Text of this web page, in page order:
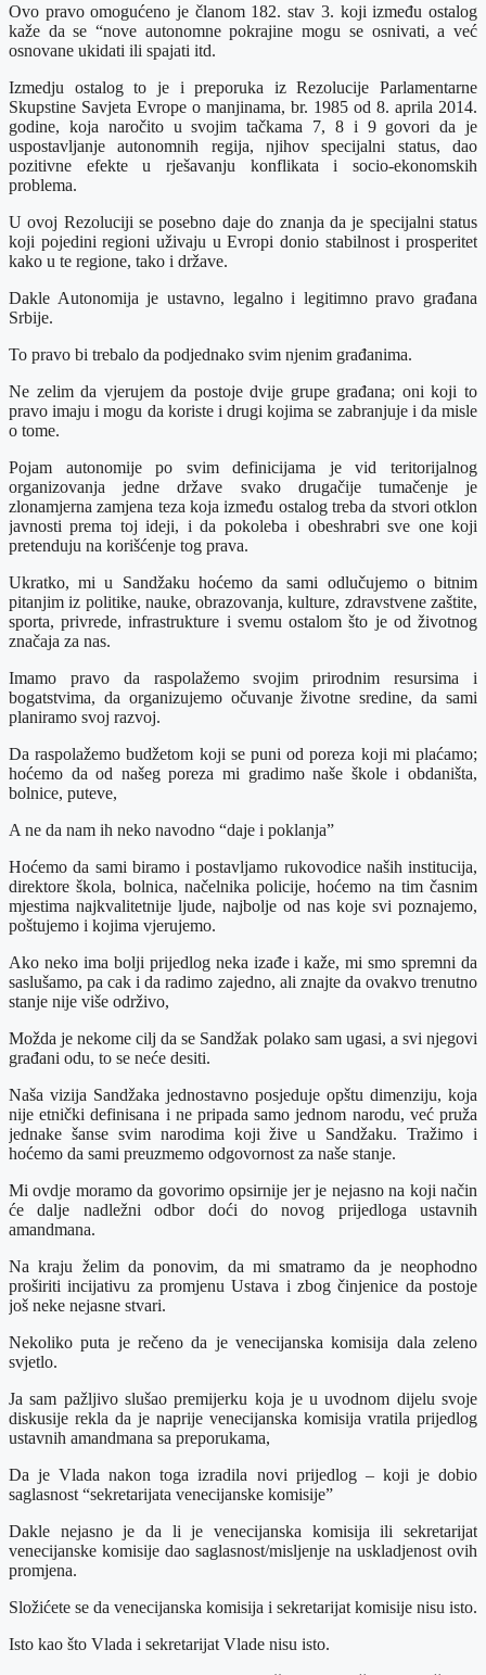
Ovo pravo omogućeno je članom 182. stav 3. koji između ostalog
kaže da se “nove autonomne pokrajine mogu se osnivati, a već
osnovane ukidati ili spajati itd.
Izmedju ostalog to je i preporuka iz Rezolucije Parlamentarne
Skupstine Savjeta Evrope o manjinama, br. 1985 od 8. aprila 2014.
godine, koja naročito u svojim tačkama 7, 8 i 9 govori da je
uspostavljanje autonomnih regija, njihov specijalni status, dao
pozitivne efekte u rješavanju konflikata i socio-ekonomskih
problema.
U ovoj Rezoluciji se posebno daje do znanja da je specijalni status
koji pojedini regioni uživaju u Evropi donio stabilnost i prosperitet
kako u te regione, tako i države.
Dakle Autonomija je ustavno, legalno i legitimno pravo građana
Srbije.
To pravo bi trebalo da podjednako svim njenim građanima.
Ne zelim da vjerujem da postoje dvije grupe građana; oni koji to
pravo imaju i mogu da koriste i drugi kojima se zabranjuje i da misle
o tome.
Pojam autonomije po svim definicijama je vid teritorijalnog
organizovanja jedne države svako drugačije tumačenje je
zlonamjerna zamjena teza koja između ostalog treba da stvori otklon
javnosti prema toj ideji, i da pokoleba i obeshrabri sve one koji
pretenduju na korišćenje tog prava.
Ukratko, mi u Sandžaku hoćemo da sami odlučujemo o bitnim
pitanjim iz politike, nauke, obrazovanja, kulture, zdravstvene zaštite,
sporta, privrede, infrastrukture i svemu ostalom što je od životnog
značaja za nas.
Imamo pravo da raspolažemo svojim prirodnim resursima i
bogatstvima, da organizujemo očuvanje životne sredine, da sami
planiramo svoj razvoj.
Da raspolažemo budžetom koji se puni od poreza koji mi plaćamo;
hoćemo da od našeg poreza mi gradimo naše škole i obdaništa,
bolnice, puteve,
A ne da nam ih neko navodno “daje i poklanja”
Hoćemo da sami biramo i postavljamo rukovodice naših institucija,
direktore škola, bolnica, načelnika policije, hoćemo na tim časnim
mjestima najkvalitetnije ljude, najbolje od nas koje svi poznajemo,
poštujemo i kojima vjerujemo.
Ako neko ima bolji prijedlog neka izađe i kaže, mi smo spremni da
saslušamo, pa cak i da radimo zajedno, ali znajte da ovakvo trenutno
stanje nije više održivo,
Možda je nekome cilj da se Sandžak polako sam ugasi, a svi njegovi
građani odu, to se neće desiti.
Naša vizija Sandžaka jednostavno posjeduje opštu dimenziju, koja
nije etnički definisana i ne pripada samo jednom narodu, već pruža
jednake šanse svim narodima koji žive u Sandžaku. Tražimo i
hoćemo da sami preuzmemo odgovornost za naše stanje.
Mi ovdje moramo da govorimo opsirnije jer je nejasno na koji način
će dalje nadležni odbor doći do novog prijedloga ustavnih
amandmana.
Na kraju želim da ponovim, da mi smatramo da je neophodno
proširiti incijativu za promjenu Ustava i zbog činjenice da postoje
još neke nejasne stvari.
Nekoliko puta je rečeno da je venecijanska komisija dala zeleno
svjetlo.
Ja sam pažljivo slušao premijerku koja je u uvodnom dijelu svoje
diskusije rekla da je naprije venecijanska komisija vratila prijedlog
ustavnih amandmana sa preporukama,
Da je Vlada nakon toga izradila novi prijedlog – koji je dobio
saglasnost “sekretarijata venecijanske komisije”
Dakle nejasno je da li je venecijanska komisija ili sekretarijat
venecijanske komisije dao saglasnost/misljenje na uskladjenost ovih
promjena.
Složićete se da venecijanska komisija i sekretarijat komisije nisu isto.
Isto kao što Vlada i sekretarijat Vlade nisu isto.